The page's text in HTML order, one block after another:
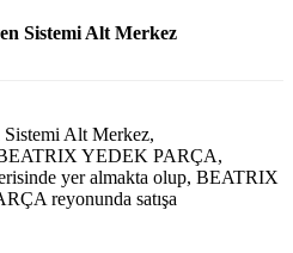
Sistemi Alt Merkez
Alt Merkez,
BEATRIX YEDEK PARÇA,
yer almakta olup, BEATRIX
reyonunda satışa